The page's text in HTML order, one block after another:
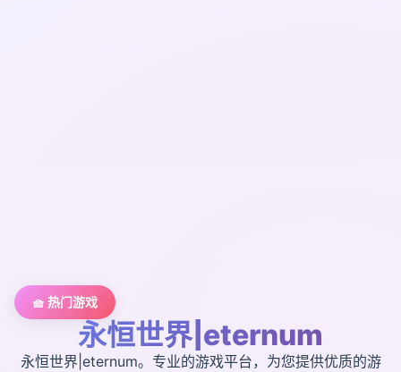
🧺 热门游戏
永恒世界|eternum
永恒世界|eternum。专业的游戏平台，为您提供优质的游